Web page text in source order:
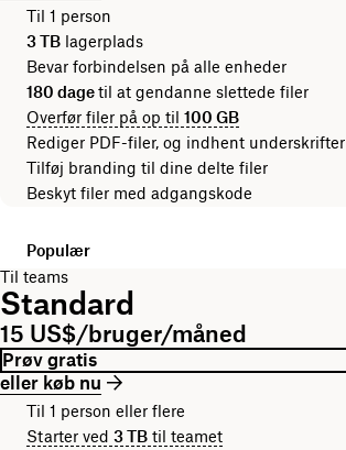
Til 1 person
3 TB lagerplads
Bevar forbindelsen på alle enheder
180 dagetil at gendanne slettede filer
Overfør filer på op til 100 GB
Rediger PDF-filer, og indhent underskrifter
Tilføj branding til dine delte filer
Beskyt filer med adgangskode
Populær
Til teams
Standard
15 US$/bruger/måned
Prøv gratis
eller køb nu
Til 1 person eller flere
Starter ved 3 TB til teamet